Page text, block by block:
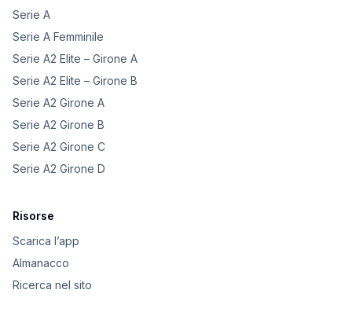
Serie A
Serie A Femminile
Serie A2 Elite – Girone A
Serie A2 Elite – Girone B
Serie A2 Girone A
Serie A2 Girone B
Serie A2 Girone C
Serie A2 Girone D
Risorse
Scarica l’app
Almanacco
Ricerca nel sito